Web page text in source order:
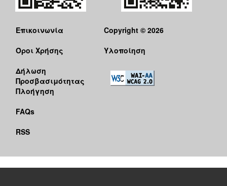
Επικοινωνία
Όροι Χρήσης
Δήλωση
Προσβασιμότητας
Πλοήγηση
FAQs
RSS
Copyright © 2026
Υλοποίηση